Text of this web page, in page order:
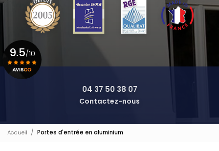
04 37 50 38 07
Contactez-nous
9.5/10
Accueil Portes d'entrée en aluminium